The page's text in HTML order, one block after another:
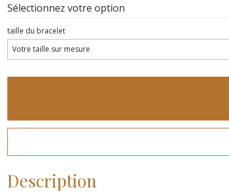
Sélectionnez votre option
taille du bracelet
Description